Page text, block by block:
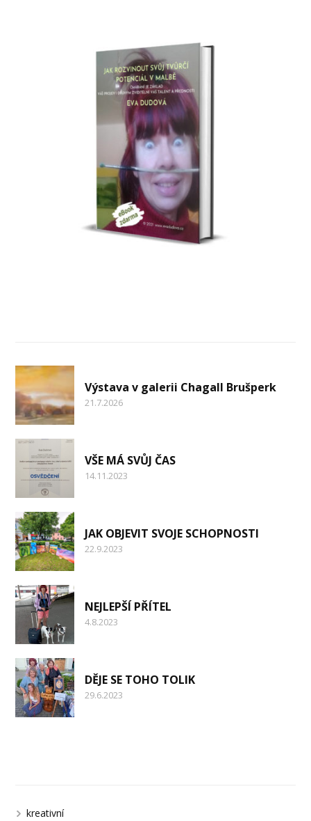
Výstava v galerii Chagall Brušperk
21.7.2026
VŠE MÁ SVŮJ ČAS
14.11.2023
JAK OBJEVIT SVOJE SCHOPNOSTI
22.9.2023
NEJLEPŠÍ PŘÍTEL
4.8.2023
DĚJE SE TOHO TOLIK
29.6.2023
kreativní